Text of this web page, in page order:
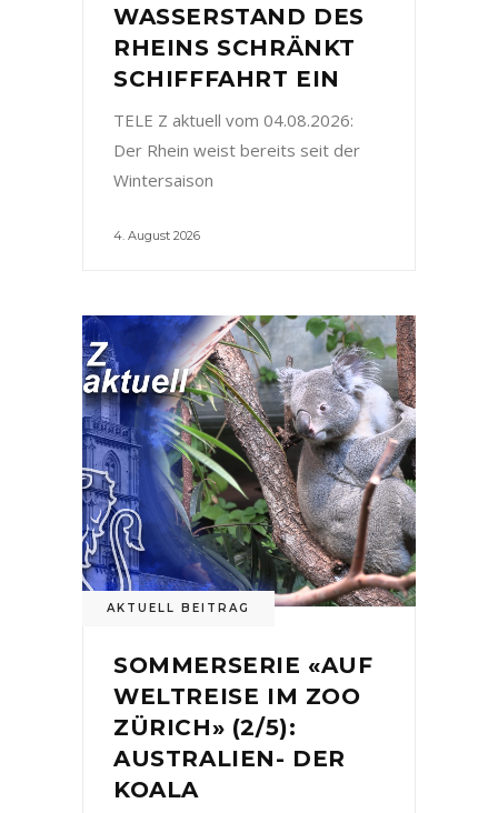
WASSERSTAND DES
RHEINS SCHRÄNKT
SCHIFFFAHRT EIN
TELE Z aktuell vom 04.08.2026:
Der Rhein weist bereits seit der
Wintersaison
4. August 2026
AKTUELL BEITRAG
SOMMERSERIE «AUF
WELTREISE IM ZOO
ZÜRICH» (2/5):
AUSTRALIEN- DER
KOALA